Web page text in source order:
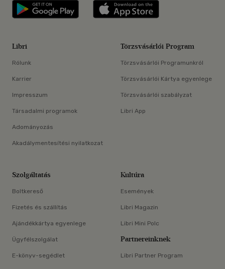
Libri applikáció Szerezd meg: Google
Libri
Rólunk
Karrier
Impresszum
Társadalmi programok
Adományozás
Akadálymentesítési nyilatkozat
Törzsvásárlói Program
Törzsvásárlói Programunkról
Törzsvásárlói Kártya egyenlege
Törzsvásárlói szabályzat
Libri App
Szolgáltatás
Boltkereső
Fizetés és szállítás
Ajándékkártya egyenlege
Ügyfélszolgálat
E-könyv-segédlet
Kultúra
Események
Libri Magazin
Libri Mini Polc
Partnereinknek
Libri Partner Program